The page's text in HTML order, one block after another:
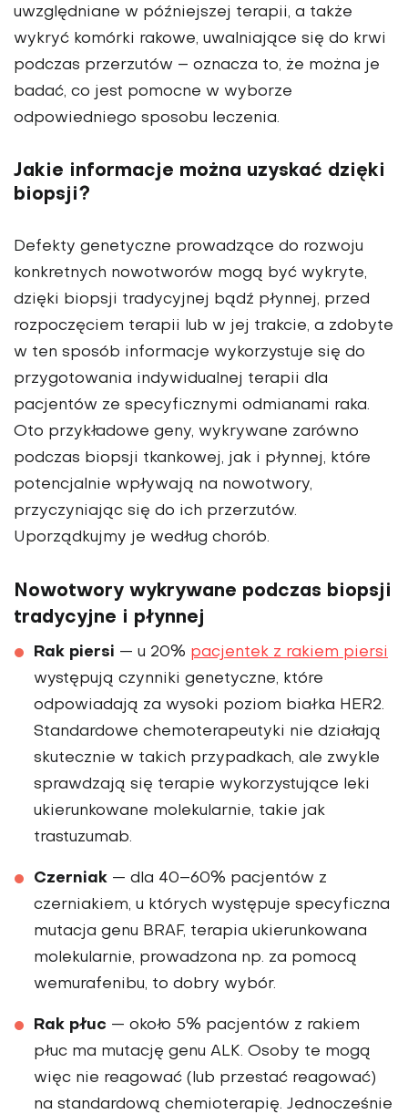
uwzględniane w późniejszej terapii, a także
wykryć komórki rakowe, uwalniające się do krwi
podczas przerzutów – oznacza to, że można je
badać, co jest pomocne w wyborze
odpowiedniego sposobu leczenia.
Jakie informacje można uzyskać dzięki
biopsji?
Defekty genetyczne prowadzące do rozwoju
konkretnych nowotworów mogą być wykryte,
dzięki biopsji tradycyjnej bądź płynnej, przed
rozpoczęciem terapii lub w jej trakcie, a zdobyte
w ten sposób informacje wykorzystuje się do
przygotowania indywidualnej terapii dla
pacjentów ze specyficznymi odmianami raka.
Oto przykładowe geny, wykrywane zarówno
podczas biopsji tkankowej, jak i płynnej, które
potencjalnie wpływają na nowotwory,
przyczyniając się do ich przerzutów.
Uporządkujmy je według chorób.
Nowotwory wykrywane podczas biopsji
tradycyjne i płynnej
Rak piersi — u 20% pacjentek z rakiem piersi
występują czynniki genetyczne, które
odpowiadają za wysoki poziom białka HER2.
Standardowe chemoterapeutyki nie działają
skutecznie w takich przypadkach, ale zwykle
sprawdzają się terapie wykorzystujące leki
ukierunkowane molekularnie, takie jak
trastuzumab.
Czerniak — dla 40–60% pacjentów z
czerniakiem, u których występuje specyficzna
mutacja genu BRAF, terapia ukierunkowana
molekularnie, prowadzona np. za pomocą
wemurafenibu, to dobry wybór.
Rak płuc — około 5% pacjentów z rakiem
płuc ma mutację genu ALK. Osoby te mogą
więc nie reagować (lub przestać reagować)
na standardową chemioterapię. Jednocześnie